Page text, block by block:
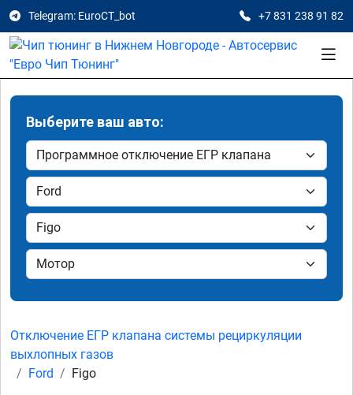
Telegram: EuroCT_bot +7 831 238 91 82
Выберите ваш авто:
Отключение ЕГР клапана системы рециркуляции
выхлопных газов
Ford
Figo